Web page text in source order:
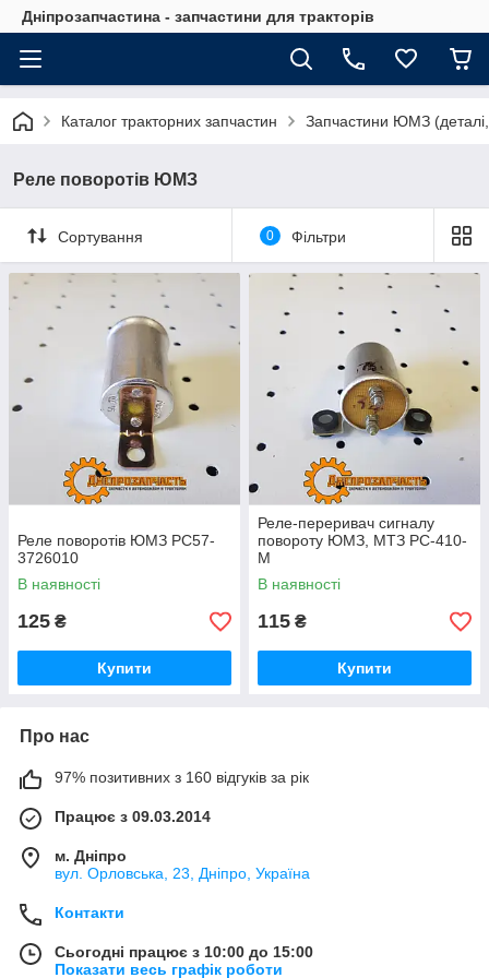
Дніпрозапчастина - запчастини для тракторів
Каталог тракторних запчастин Запчастини ЮМЗ
Реле поворотів ЮМЗ
Сортування 0 Фільтри
Реле поворотів ЮМЗ РС57-
3726010
В наявності
125 ₴
Купити
Реле-переривач сигналу
повороту ЮМЗ, МТЗ РС-410-
М
В наявності
115 ₴
Купити
Про нас
97% позитивних з 160 відгуків за рік
Працює з 09.03.2014
м. Дніпро
вул. Орловська, 23, Дніпро, Україна
Контакти
Сьогодні працює з 10:00 до 15:00
Показати весь графік роботи